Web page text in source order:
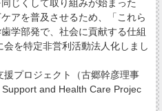
じくして取り組みが始まった
アを普及させるため、「これら
学部発で、社会に貢献する仕組
を特定非営利活動法人化しまし
プロジェクト（古郷幹彦理事
and Health Care Projec